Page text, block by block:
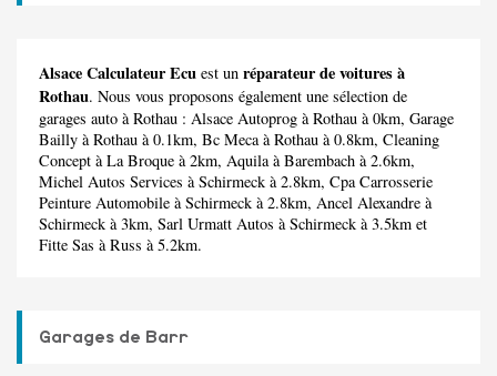
Alsace Calculateur Ecu est un réparateur de voitures à
Rothau. Nous vous proposons également une sélection de
garages auto à Rothau : Alsace Autoprog à Rothau à 0km, Garage
Bailly à Rothau à 0.1km, Bc Mecaà Rothau à 0.8km, Cleaning
Concept à La Broque à 2km, Aquilaà Barembach à 2.6km,
Michel Autos Services à Schirmeck à 2.8km, Cpa Carrosserie
Peinture Automobile à Schirmeck à 2.8km, Ancel Alexandre à
Schirmeck à 3km, Sarl Urmatt Autos à Schirmeck à 3.5km et
Fitte Sas à Russ à 5.2km.
Garages de Barr